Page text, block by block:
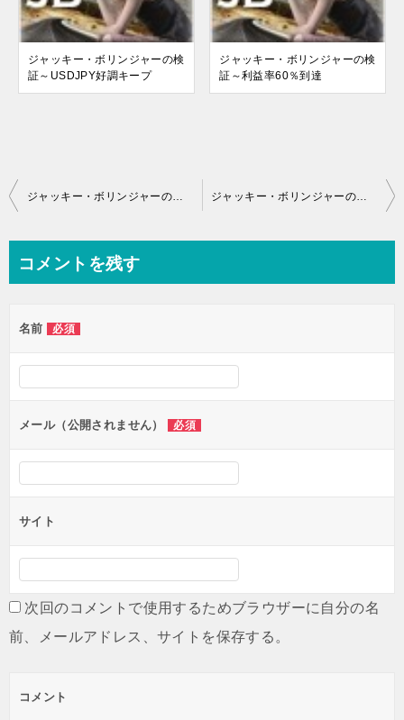
ジャッキー・ボリンジャーの検
証～USDJPY好調キープ
ジャッキー・ボリンジャーの検
証～利益率60％到達
投
ビ
ー
シ
ン
ジャッキー・ボリンジャーの検証～EURJPYのストップロスが3回も ジャッキー・ボリンジャーの検証～利幅10％超えの大幅プラス
コメントを残す
名前 必須
メール（公開されません） 必須
サイト
次回のコメントで使用するためブラウザーに自分の名
前、メールアドレス、サイトを保存する。
コメント